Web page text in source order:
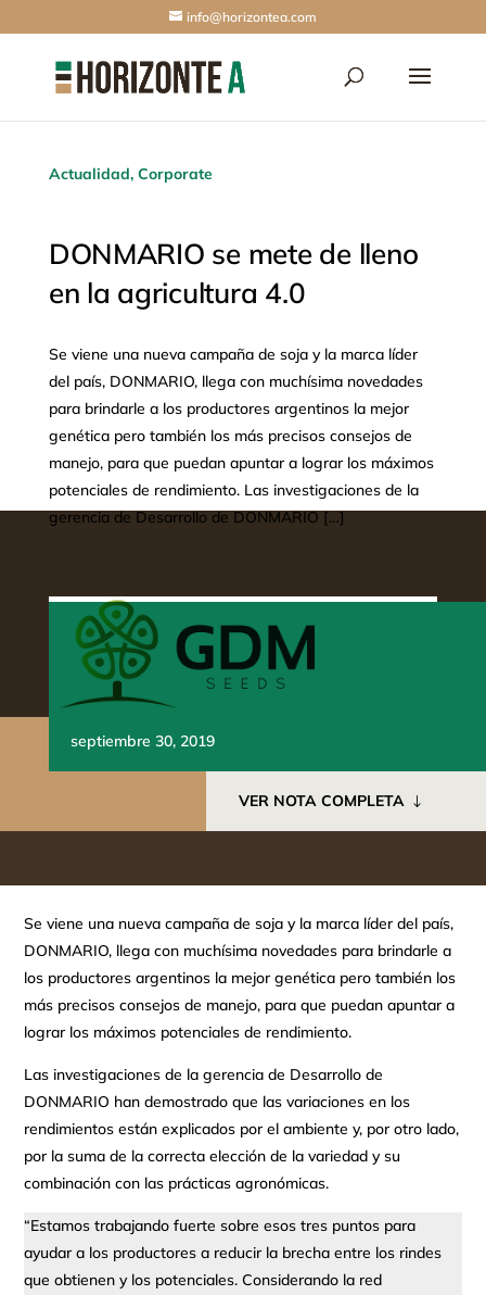
info@horizontea.com
Actualidad, Corporate
DONMARIO se mete de lleno
en la agricultura 4.0
Se viene una nueva campaña de soja y la marca líder
del país, DONMARIO, llega con muchísima novedades
para brindarle a los productores argentinos la mejor
genética pero también los más precisos consejos de
manejo, para que puedan apuntar a lograr los máximos
potenciales de rendimiento. Las investigaciones de la
gerencia de Desarrollo de DONMARIO […]
septiembre 30, 2019
VER NOTA COMPLETA
Se viene una nueva campaña de soja y la marca líder del país,
DONMARIO, llega con muchísima novedades para brindarle a
los productores argentinos la mejor genética pero también los
más precisos consejos de manejo, para que puedan apuntar a
lograr los máximos potenciales de rendimiento.
Las investigaciones de la gerencia de Desarrollo de
DONMARIO han demostrado que las variaciones en los
rendimientos están explicados por el ambiente y, por otro lado,
por la suma de la correcta elección de la variedad y su
combinación con las prácticas agronómicas.
“Estamos trabajando fuerte sobre esos tres puntos para
ayudar a los productores a reducir la brecha entre los rindes
que obtienen y los potenciales. Considerando la red